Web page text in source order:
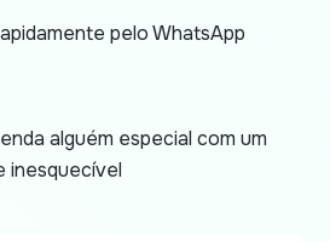
pelo WhatsApp
alguém especial com um
inesquecível